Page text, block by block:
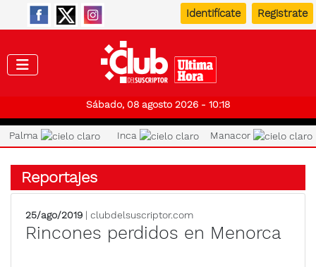
Identifícate Registrate
Sábado, 08 agosto 2026 - 10:18
Palma Inca Manacor
Reportajes
25/ago/2019 | clubdelsuscriptor.com
Rincones perdidos en Menorca